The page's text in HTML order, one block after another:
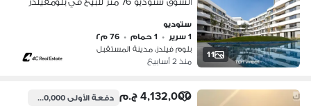
11
ستوديو
1 سرير
• 1 حمام • 76 م٢
بلوم فيلدز، مدينة المستقبل
منذ 2 أسابيع
4,132,000 ج.م دفعة الأولى250,000 ج.م